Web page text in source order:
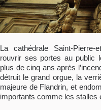
La cathédrale Saint-Pierre-
rouvrir ses portes au public
plus de cinq ans après
détruit le grand orgue, la
majeure de Flandrin, et
importants comme les stalles